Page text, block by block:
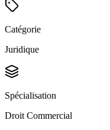
Catégorie
Juridique
Spécialisation
Droit Commercial